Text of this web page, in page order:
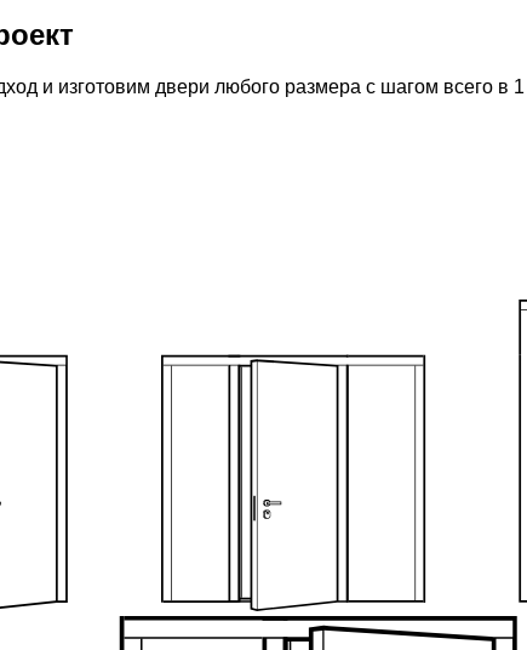
и изготовим двери любого размера с шагом всего в